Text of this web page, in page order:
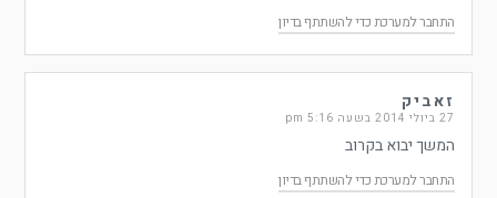
התחבר למערכת כדי להשתתף בדיון
זאביק
27 ביולי 2014 בשעה 5:16 pm
המשך יבוא בקרוב
התחבר למערכת כדי להשתתף בדיון